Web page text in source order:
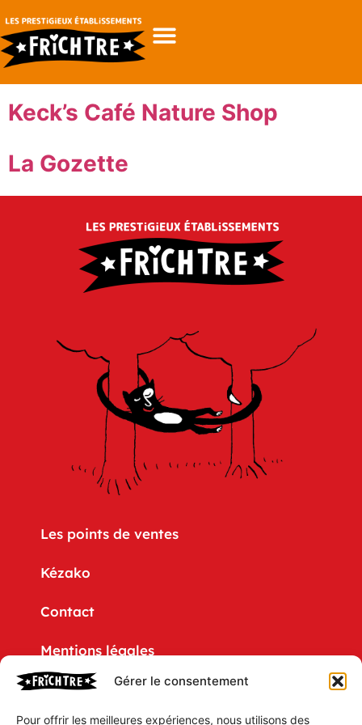
Gérer le consentement
Pour offrir les meilleures expériences, nous utilisons des
Keck’s Café Nature Shop
La Gozette
Les points de ventes
Kézako
Contact
Mentions légales
Politique de confidentialité